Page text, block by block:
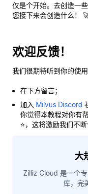
仅是个开始。去创造一
您接下来会创造什么！
欢迎反馈！
我们很期待听到你的使
在下方留言；
加入 Milvus Discord
你觉得本教程对你有
⭐，这将激励我们不
大
Zilliz Cloud 是一个
库，完